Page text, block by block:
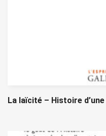
La laïcité – Histoire